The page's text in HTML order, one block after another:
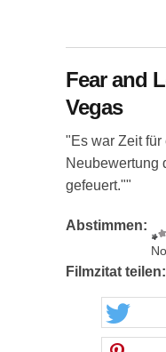
Fear and
Vegas
"Es war Zeit
Neubewertung
gefeuert.""
Abstimmen:
Filmzitat teilen: